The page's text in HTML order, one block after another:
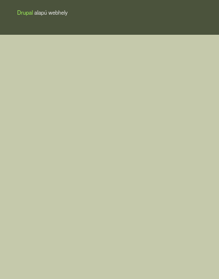
Drupalalapú webhely